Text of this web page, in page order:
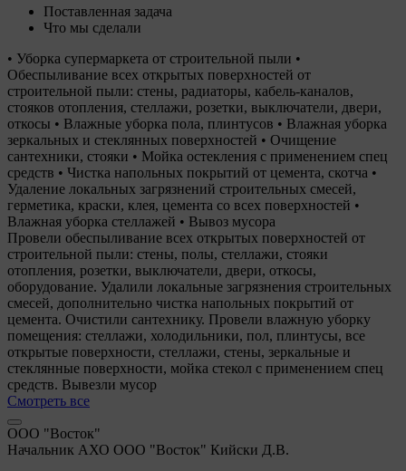
Поставленная задача
Что мы сделали
• Уборка супермаркета от строительной пыли •
Обеспыливание всех открытых поверхностей от
строительной пыли: стены, радиаторы, кабель-каналов,
стояков отопления, стеллажи, розетки, выключатели, двери,
откосы • Влажные уборка пола, плинтусов • Влажная уборка
зеркальных и стеклянных поверхностей • Очищение
сантехники, стояки • Мойка остекления с применением спец
средств • Чистка напольных покрытий от цемента, скотча •
Удаление локальных загрязнений строительных смесей,
герметика, краски, клея, цемента со всех поверхностей •
Влажная уборка стеллажей • Вывоз мусора
Провели обеспыливание всех открытых поверхностей от
строительной пыли: стены, полы, стеллажи, стояки
отопления, розетки, выключатели, двери, откосы,
оборудование. Удалили локальные загрязнения строительных
смесей, дополнительно чистка напольных покрытий от
цемента. Очистили сантехнику. Провели влажную уборку
помещения: стеллажи, холодильники, пол, плинтусы, все
открытые поверхности, стеллажи, стены, зеркальные и
стеклянные поверхности, мойка стекол с применением спец
средств. Вывезли мусор
Смотреть все
ООО "Восток"
Начальник АХО ООО "Восток" Кийски Д.В.